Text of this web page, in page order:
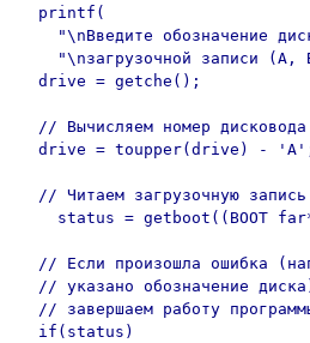
  printf(
"\nВведите обозначение
"\nзагрузочной записи (A,
  drive = getche();
  // Вычисляем номер дисковода
drive = toupper(drive) -
// Читаем загрузочную запись
status = getboot((BOOT
// Если произошла ошибка
// указано обозначение
// завершаем работу
  if(status)